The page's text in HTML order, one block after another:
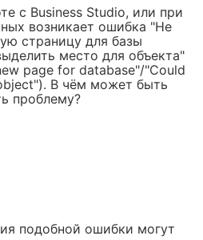
с Business Studio, или при
возникает ошибка "Не
страницу для базы
место для объекта"
page for database"/"Could
В чём может быть
проблему?
подобной ошибки могут